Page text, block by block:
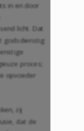
in en door
licht. Dat
godsdienstig
proces;
opvoeder
zij
dat de